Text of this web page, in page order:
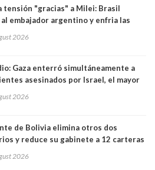
tensión "gracias" a Milei: Brasil
al embajador argentino y enfria las
2026
Gaza enterró simultáneamente a
asesinados por Israel, el mayor
figuran 44 niños y nueve ancianos
2026
de Bolivia elimina otros dos
y reduce su gabinete a 12 carteras
2026